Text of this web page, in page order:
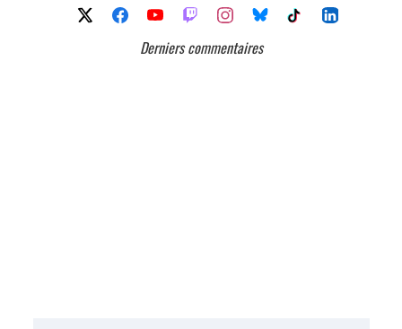
Derniers commentaires